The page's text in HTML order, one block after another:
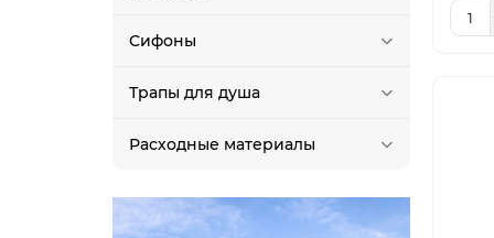
Сифоны
Трапы для душа
Расходные материалы